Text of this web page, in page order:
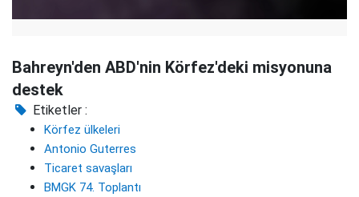
Bahreyn'den ABD'nin Körfez'deki misyonuna
destek
Etiketler :
Körfez ülkeleri
Antonio Guterres
Ticaret savaşları
BMGK 74. Toplantı